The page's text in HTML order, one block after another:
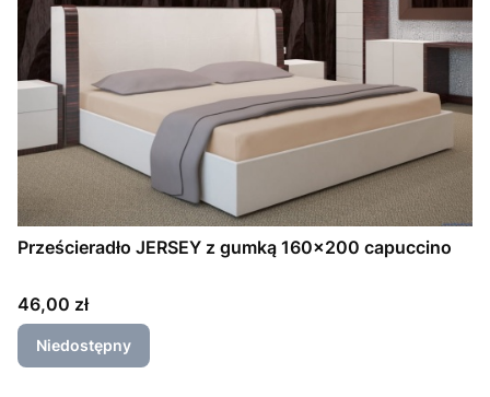
Prześcieradło JERSEY z gumką 160x200 capuccino
Cena
46,00 zł
Niedostępny